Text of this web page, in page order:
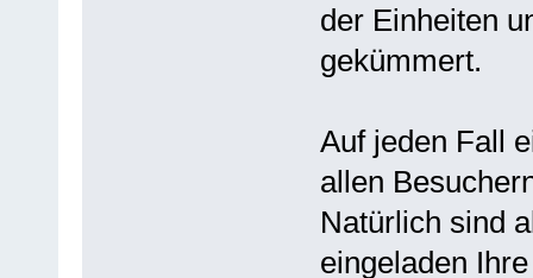
der Einheiten
gekümmert.
Auf jeden Fall
allen
Natürlich sind
eingeladen